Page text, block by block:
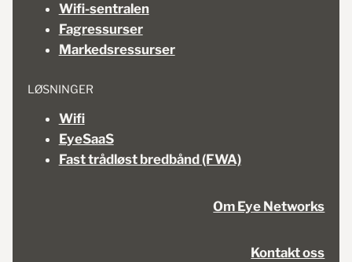
Wifi-sentralen
Fagressurser
Markedsressurser
LØSNINGER
Wifi
EyeSaaS
Fast trådløst bredbånd (FWA)
Om Eye Networks
Kontakt oss